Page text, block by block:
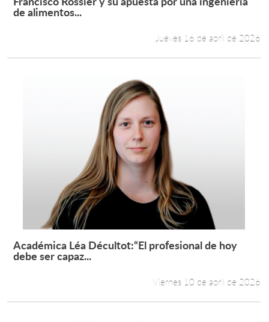
Leer más +
de alimentos...
Jueves 16 de abril de 2026
Leer más +
Académica Léa Décultot:“El profesional de hoy
debe ser capaz...
Viernes 10 de abril de 2026